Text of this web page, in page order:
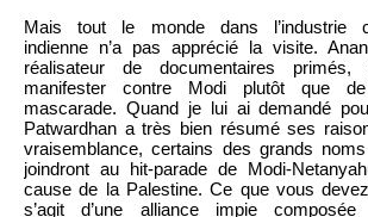
Mais tout le monde dans l’industrie
indienne n’a pas apprécié la visite.
réalisateur de documentaires primés,
manifester contre Modi plutôt que
mascarade. Quand je lui ai demandé
Patwardhan a très bien résumé ses
vraisemblance, certains des grands
joindront au hit-parade de Modi-
cause de la Palestine. Ce que vous devez
s’agit d’une alliance impie composée